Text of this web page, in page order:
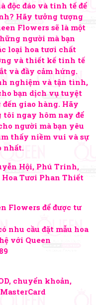
độc đáo và tinh tế để
Hãy tưởng tượng
Flowers sẽ là một
người mà bạn
loại hoa tươi chất
và thiết kế tinh tế
và đầy cảm hứng.
nghiệm và tận tình,
bạn dịch vụ tuyệt
giao hàng. Hãy
tôi ngay hôm nay để
người mà bạn yêu
thấy niềm vui và sự
nhất.
Hội, Phú Trinh,
Tươi Phan Thiết
Flowers để được tư
nhu cầu đặt mẫu hoa
với Queen
chuyển khoản,